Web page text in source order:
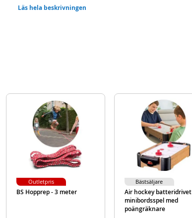
Antal spelare: från 2
Läs hela beskrivningen
BS Hopprep - 3 meter
Outletpris
Air hockey batteridrivet
minibordsspel med
poängräknare
Bästsäljare